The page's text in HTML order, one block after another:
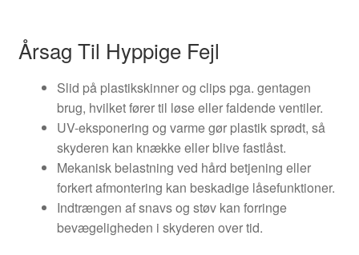
Årsag Til Hyppige Fejl
Slid på plastikskinner og clips pga. gentagen
brug, hvilket fører til løse eller faldende ventiler.
UV-eksponering og varme gør plastik sprødt, så
skyderen kan knække eller blive fastlåst.
Mekanisk belastning ved hård betjening eller
forkert afmontering kan beskadige låsefunktioner.
Indtrængen af snavs og støv kan forringe
bevægeligheden i skyderen over tid.